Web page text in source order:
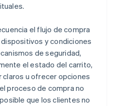
el flujo de compra
y condiciones
de seguridad,
el estado del carrito,
u ofrecer opciones
proceso de compra no
que los clientes no